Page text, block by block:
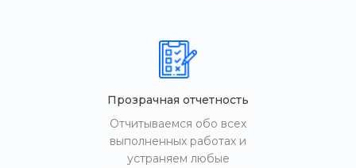
Прозрачная отчетность
Отчитываемся обо всех
выполненных работах и
устраняем любые